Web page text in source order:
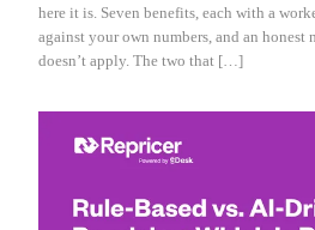
here it is. Seven benefits, each with a
against your own numbers, and an honest
doesn’t apply. The two that […]